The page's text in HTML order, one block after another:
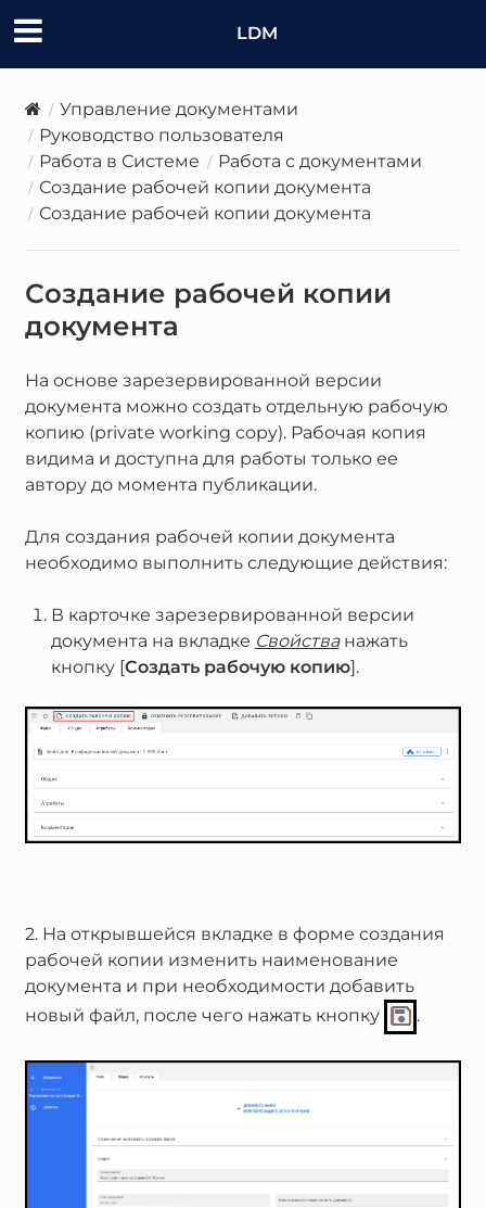
LDM
Управление документами
Руководство пользователя
Работа в Системе
Работа с документами
Создание рабочей копии документа
Создание рабочей копии документа
Создание рабочей копии
документа
На основе зарезервированной версии
документа можно создать отдельную рабочую
копию (private working copy). Рабочая копия
видима и доступна для работы только ее
автору до момента публикации.
Для создания рабочей копии документа
необходимо выполнить следующие действия:
В карточке зарезервированной версии
документа на вкладке Свойстванажать
кнопку [Создать рабочую копию].
2. На открывшейся вкладке в форме создания
рабочей копии изменить наименование
документа и при необходимости добавить
новый файл, после чего нажать кнопку
.